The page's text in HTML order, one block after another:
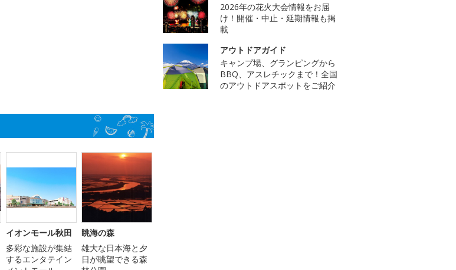
イオンモール秋田
多彩な施設が集結
するエンタテイン
眺海の森
雄大な日本海と夕
日が眺望できる森
2026年の花火大会情報をお届
け！開催・中止・延期情報も掲
載
アウトドアガイド
キャンプ場、グランピングから
BBQ、アスレチックまで！全国
のアウトドアスポットをご紹介